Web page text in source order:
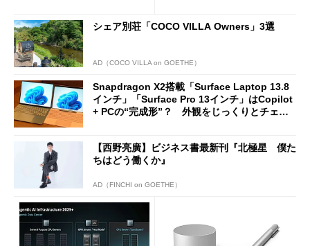
シェア別荘「COCO VILLA Owners」3選
AD（COCO VILLA on GOETHE）
Snapdragon X2搭載「Surface Laptop 13.8
インチ」「Surface Pro 13インチ」はCopilot
+ PCの“完成形”？ 外観をじっくりとチェッ
【西野亮廣】ビジネス書最新刊『北極星 僕た
ちはどう働くか』
AD（FINCHI on GOETHE）